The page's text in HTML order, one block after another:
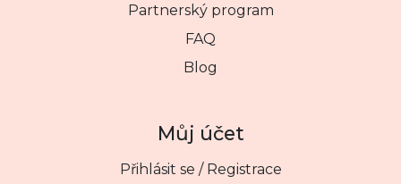
Partnerský program
FAQ
Blog
Můj účet
Přihlásit se / Registrace